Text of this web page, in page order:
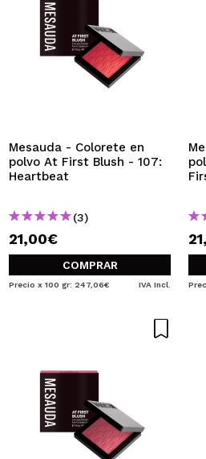
Mesauda - Colorete en
polvo At First Blush - 107:
Heartbeat
(3)
21,00€
COMPRAR
Precio x 100 gr: 247,06€ IVA Incl.